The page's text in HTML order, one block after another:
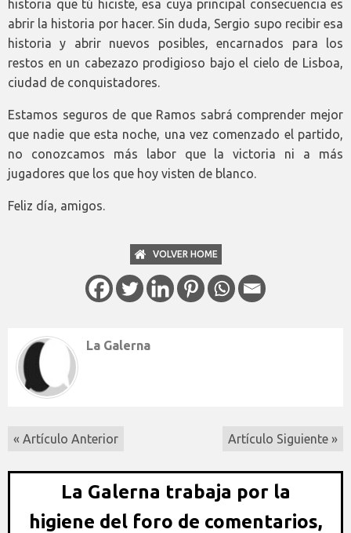
historia que tú hiciste, esa cuya principal consecuencia es
abrir la historia por hacer. Sin duda, Sergio supo recibir esa
historia y abrir nuevos posibles, encarnados para los
restos en un cabezazo prodigioso bajo el cielo de Lisboa,
ciudad de conquistadores.
Estamos seguros de que Ramos sabrá comprender mejor
que nadie que esta noche, una vez comenzado el partido,
no conozcamos más labor que la victoria ni a más
jugadores que los que hoy visten de blanco.
Feliz día, amigos.
VOLVER HOME
La Galerna
« Artículo Anterior Artículo Siguiente »
La Galerna trabaja por la
higiene del foro de comentarios,